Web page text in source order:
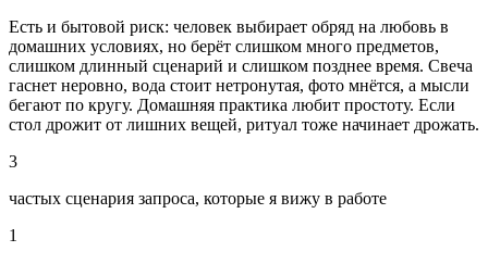
Есть и бытовой риск: человек выбирает обряд на любовь в
домашних условиях, но берёт слишком много предметов,
слишком длинный сценарий и слишком позднее время. Свеча
гаснет неровно, вода стоит нетронутая, фото мнётся, а мысли
бегают по кругу. Домашняя практика любит простоту. Если
стол дрожит от лишних вещей, ритуал тоже начинает дрожать.
3
частых сценария запроса, которые я вижу в работе
1